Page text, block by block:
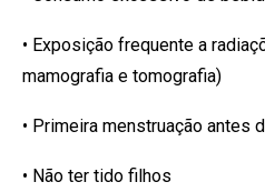
• Exposição frequente a
mamografia e tomografia)
• Primeira menstruação antes
• Não ter tido filhos